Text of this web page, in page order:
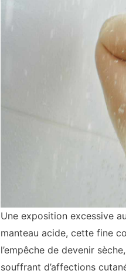
Une exposition excessive
manteau acide, cette fine
l’empêche de devenir
souffrant d’affections